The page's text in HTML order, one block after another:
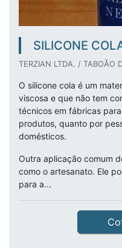
SILICONE
TERZIAN LTDA. / TABOÃO
O silicone cola é um
viscosa e que não tem
técnicos em fábricas
produtos, quanto por
domésticos.
Outra aplicação comum
como o artesanato. Ele
para a...